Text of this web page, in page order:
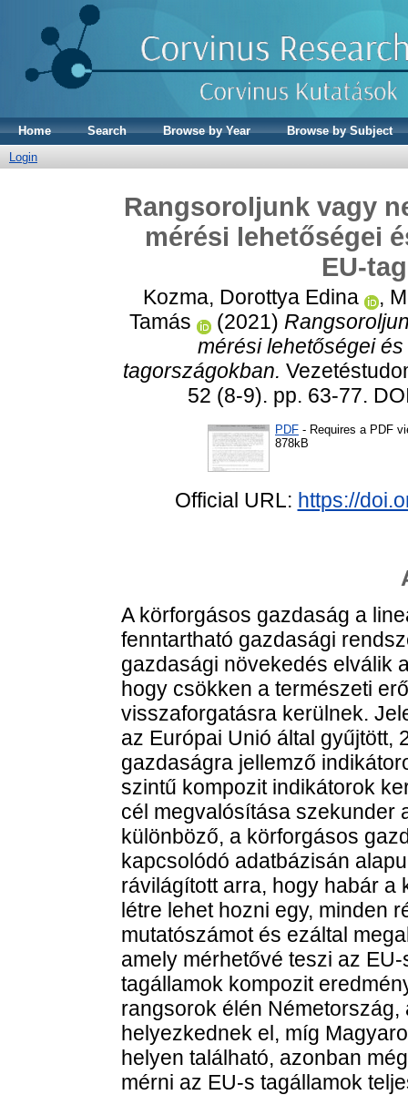
Home Search Browse by Year
Browse by Subject
Login
Rangsoroljunk vagy
mérési lehetőségei
EU-
Kozma, Dorottya Edina ,
Tamás
(2021)
mérési lehetőségei
tagországokban.
52 (8-9). pp. 63-77.
PDF - Requires a PDF
878kB
Official URL: https://
A körforgásos gazdaság a
fenntartható gazdasági
gazdasági növekedés elválik
hogy csökken a természeti
visszaforgatásra kerülnek.
az Európai Unió által gyűjtött,
gazdaságra jellemző
szintű kompozit indikátorok
cél megvalósítása szekunder
különböző, a körforgásos
kapcsolódó adatbázisán
rávilágított arra, hogy habár
létre lehet hozni egy, minden
mutatószámot és ezáltal
amely mérhetővé teszi az
tagállamok kompozit
rangsorok élén
helyezkednek el, míg
helyen található, azonban
mérni az EU-s tagállamok